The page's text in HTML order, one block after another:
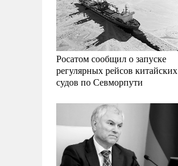
Росатом сообщил о запуске
регулярных рейсов китайских
судов по Севморпути